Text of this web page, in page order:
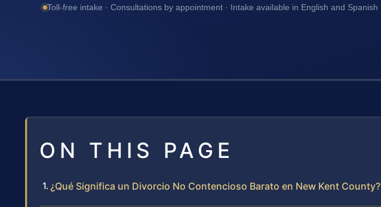
Toll-free intake · Consultations by appointment · Intake available in English and Spanish
ON THIS PAGE
¿Qué Significa un Divorcio No Contencioso Barato en New Kent County?